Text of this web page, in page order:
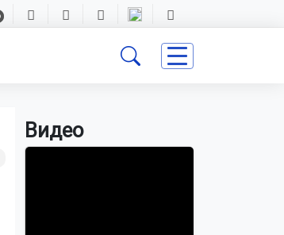
Видео